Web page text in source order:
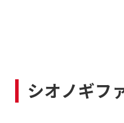
シオノギフ